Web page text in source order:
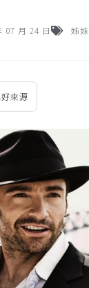
07 月 24 日 姊
來源